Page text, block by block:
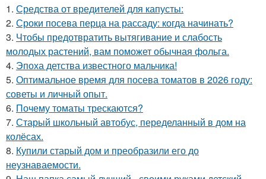
1. Средства от вредителей для капусты:
2. Сроки посева перца на рассаду: когда начинать?
3. Чтобы предотвратить вытягивание и слабость
молодых растений, вам поможет обычная фольга.
4. Эпоха детства известного мальчика!
5. Оптимальное время для посева томатов в 2026 году:
советы и личный опыт.
6. Почему томаты трескаются?
7. Старый школьный автобус, переделанный в дом на
колёсах.
8. Купили старый дом и преобразили его до
неузнаваемости.